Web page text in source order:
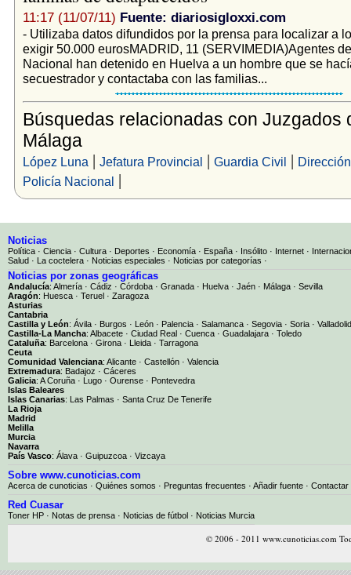
11:17 (11/07/11) Fuente: diariosigloxxi.com
- Utilizaba datos difundidos por la prensa para localizar a
exigir 50.000 eurosMADRID, 11 (SERVIMEDIA)Agentes
Nacional han detenido en Huelva a un hombre que se
secuestrador y contactaba con las familias...
Búsquedas relacionadas con Juzgados
Málaga
López Luna | Jefatura Provincial | Guardia Civil |
Policía Nacional |
Noticias
Política · Ciencia · Cultura · Deportes · Economía · España · Insólito · Internet ·
Salud · La coctelera · Noticias especiales · Noticias por categorías ·
Noticias por zonas geográficas
Andalucía: Almería · Cádiz · Córdoba · Granada · Huelva · Jaén · Málaga · Sevilla
Aragón: Huesca · Teruel · Zaragoza
Asturias
Cantabria
Castilla y León: Ávila · Burgos · León · Palencia · Salamanca · Segovia · Soria · Valladolid
Castilla-La Mancha: Albacete · Ciudad Real · Cuenca · Guadalajara · Toledo
Cataluña: Barcelona · Girona · Lleida · Tarragona
Ceuta
Comunidad Valenciana: Alicante · Castellón · Valencia
Extremadura: Badajoz · Cáceres
Galicia: A Coruña · Lugo · Ourense · Pontevedra
Islas Baleares
Islas Canarias: Las Palmas · Santa Cruz De Tenerife
La Rioja
Madrid
Melilla
Murcia
Navarra
País Vasco: Álava · Guipuzcoa · Vizcaya
Sobre www.cunoticias.com
Acerca de cunoticias · Quiénes somos · Preguntas frecuentes · Añadir fuente · Contactar
Red Cuasar
Toner HP · Notas de prensa · Noticias de fútbol · Noticias Murcia
© 2006 - 2011 www.cunoticias.com